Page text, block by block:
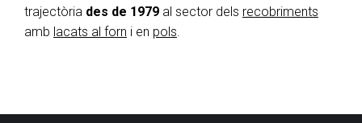
trajectòria des de 1979 al sector dels recobriments
amb lacats al forn i en pols.